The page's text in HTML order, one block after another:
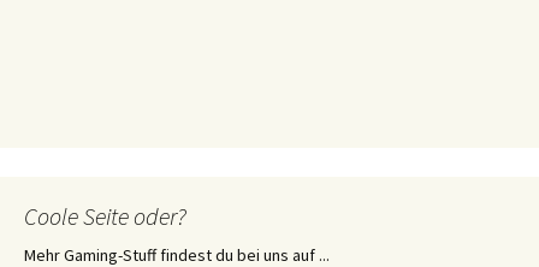
Coole Seite oder?
Mehr Gaming-Stuff findest du bei uns auf ...